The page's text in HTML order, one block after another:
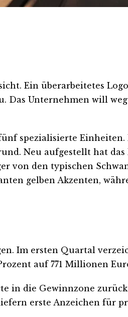
Ein überarbeitetes
Das Unternehmen will
spezialisierte
Neu aufgestellt hat
von den typischen
gelben Akzenten,
Im ersten Quartal
auf 771 Millionen
in die Gewinnzone
erste Anzeichen für